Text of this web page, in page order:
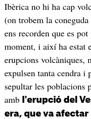
Ibèrica no hi ha cap
(on trobem la
ens recorden que es
moment, i així ha estat
erupcions volcàniques,
expulsen tanta cendra i
sepultar les poblacions
amb
l'erupció del
era, que va afectar